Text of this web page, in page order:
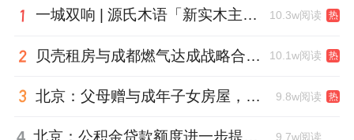
一城双响 | 源氏木语「新实木主义——黑标生活提案」发布会落地天津，黑标旗舰店盛大启幕 10.3w阅读 热
贝壳租房与成都燃气达成战略合作 打通安全巡检“最后一米” 10.1w阅读 热
北京：父母赠与成年子女房屋，不再核验子女的购房资格 9.8w阅读 热
9.7w阅读